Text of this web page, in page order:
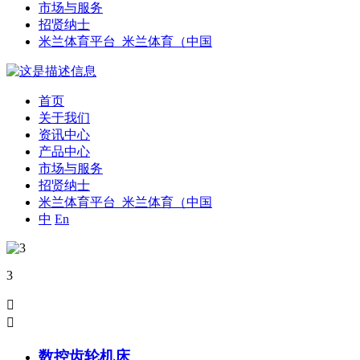
市场与服务
招贤纳士
米兰体育平台_米兰体育（中国
首页
关于我们
资讯中心
产品中心
市场与服务
招贤纳士
米兰体育平台_米兰体育（中国
中 En
3


数控齿轮机床